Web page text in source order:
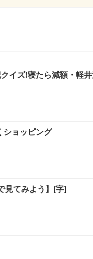
イズ!寝たら減額・軽
ショッピング
見てみよう】[字]